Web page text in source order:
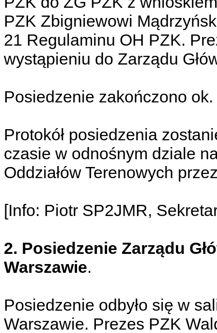
PZK Zbigniewowi
21 Regulaminu OH PZK.
wystąpieniu do Zarządu
Posiedzenie zakończono
Protokół posiedzenia
czasie w odnośnym dziale
Oddziałów Terenowych
[Info: Piotr SP2JMR,
2. Posiedzenie Zarządu
Warszawie.
Posiedzenie odbyło się w
Warszawie. Prezes PZK